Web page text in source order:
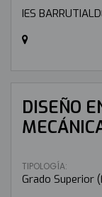
IES
DISEÑO
TIPOLOGÍA:
Grado Superior